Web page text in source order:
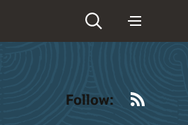
Follow: